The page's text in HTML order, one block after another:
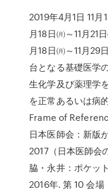
2019年4月1日 11
月18日㈪～11月21
月18日㈪～11月29
台となる基礎医学
生化学及び薬理学
を正常あるいは病
Frame of
日本医師会：新版
2017（日本医師会
脇・永井：ポケッ
2016年. 第 10 会場